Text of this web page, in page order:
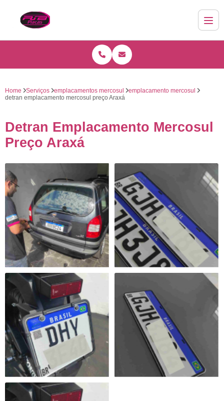
Home Serviços emplacamentos mercosul
emplacamento mercosul
detran emplacamento mercosul preço Araxá
Detran Emplacamento Mercosul
Preço Araxá